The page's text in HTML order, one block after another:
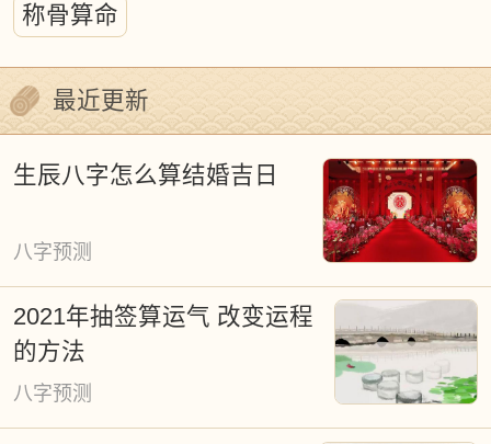
传统历注中的吉凶判定虽掺杂着神秘主义
成分，但其深层蕴含着古代哲学智慧、天
文知识、地理认知与生态观念的交融。对
待这份文化遗产，我们既需摒弃盲目迷
信，也要避免简单否定。以现代科学视角
重新解读，将有助于挖掘其中蕴含的生态
文明智慧，为传承优秀传统文化提供新维
度。
黄道吉日文化作为中华时间哲学的重要组
成部分，渗透于军事决策、皇家祭祀、宗
称骨算命
最近更新
生辰八字怎么算结婚吉日
八字预测
2021年抽签算运气 改变运程
的方法
八字预测